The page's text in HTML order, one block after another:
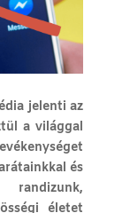
jelenti az
a világgal
és
életet